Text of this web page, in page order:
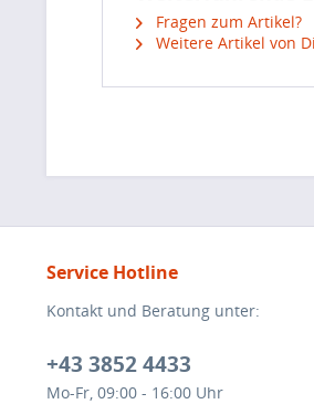
Fragen zum Artikel?
Weitere Artikel von
Service Hotline
Kontakt und Beratung unter:
+43 3852 4433
Mo-Fr, 09:00 - 16:00 Uhr